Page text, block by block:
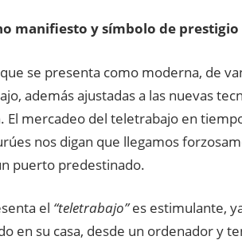
manifiesto y símbolo de prestigio
se presenta como moderna, de
además ajustadas a las nuevas
El mercadeo del teletrabajo en
nos digan que llegamos
puerto predestinado.
el “teletrabajo”es estimulante,
en su casa, desde un ordenador y